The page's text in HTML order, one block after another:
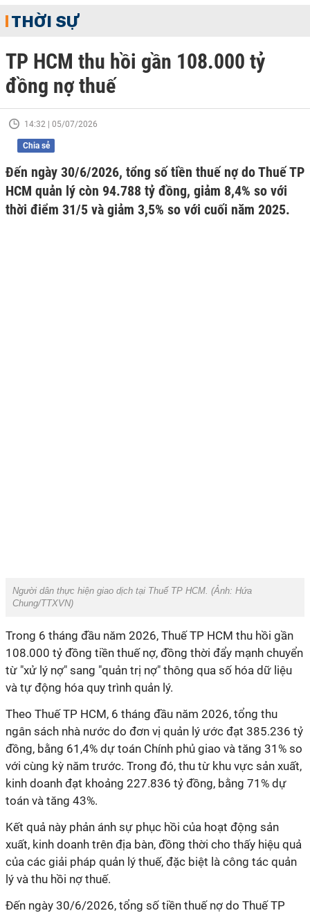
THỜI SỰ
TP HCM thu hồi gần 108.000 tỷ
đồng nợ thuế
14:32 | 05/07/2026
Chia sẻ
Đến ngày 30/6/2026, tổng số tiền thuế nợ do Thuế TP
HCM quản lý còn 94.788 tỷ đồng, giảm 8,4% so với
thời điểm 31/5 và giảm 3,5% so với cuối năm 2025.
Người dân thực hiện giao dịch tại Thuế TP HCM. (Ảnh: Hứa
Chung/TTXVN)
Trong 6 tháng đầu năm 2026, Thuế TP HCM thu hồi gần
108.000 tỷ đồng tiền thuế nợ, đồng thời đẩy mạnh chuyển
từ "xử lý nợ" sang "quản trị nợ" thông qua số hóa dữ liệu
và tự động hóa quy trình quản lý.
Theo Thuế TP HCM, 6 tháng đầu năm 2026, tổng thu
ngân sách nhà nước do đơn vị quản lý ước đạt 385.236 tỷ
đồng, bằng 61,4% dự toán Chính phủ giao và tăng 31% so
với cùng kỳ năm trước. Trong đó, thu từ khu vực sản xuất,
kinh doanh đạt khoảng 227.836 tỷ đồng, bằng 71% dự
toán và tăng 43%.
Kết quả này phản ánh sự phục hồi của hoạt động sản
xuất, kinh doanh trên địa bàn, đồng thời cho thấy hiệu quả
của các giải pháp quản lý thuế, đặc biệt là công tác quản
lý và thu hồi nợ thuế.
Đến ngày 30/6/2026, tổng số tiền thuế nợ do Thuế TP